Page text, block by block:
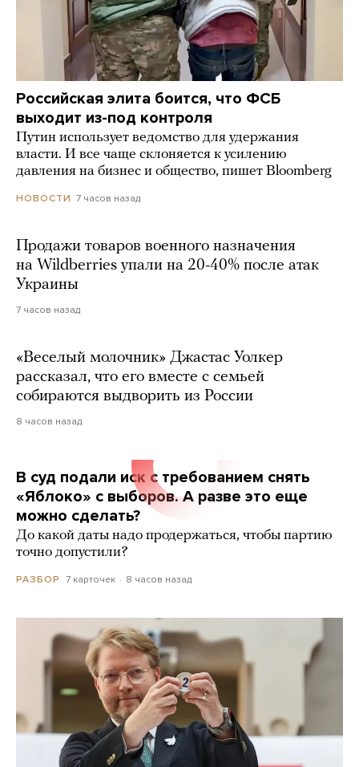
Российская элита боится, что ФСБ
выходит из-под контроля
Путин использует ведомство для удержания
власти. И все чаще склоняется к усилению
давления на бизнес и общество, пишет Bloomberg
НОВОСТИ 7 часов назад
Продажи товаров военного назначения
на Wildberries упали на 20-40% после атак
Украины
7 часов назад
«Веселый молочник» Джастас Уолкер
рассказал, что его вместе с семьей
собираются выдворить из России
8 часов назад
В суд подали иск с требованием снять
«Яблоко» с выборов. А разве это еще
можно сделать?
До какой даты надо продержаться, чтобы партию
точно допустили?
РАЗБОР 7 карточек 8 часов назад